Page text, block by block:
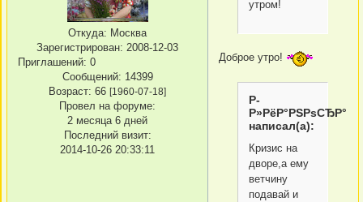
Откуда: Москва
Зарегистрирован: 2008-12-03
Приглашений: 0
Сообщений: 14399
Возраст: 66 [1960-07-18]
Провел на форуме:
2 месяца 6 дней
Последний визит:
2014-10-26 20:33:11
утром!
Доброе утро!
Р­
Р»РёР°РЅРѕСЂР°
написал(а):
Кризис на
дворе,а ему
ветчину
подавай и